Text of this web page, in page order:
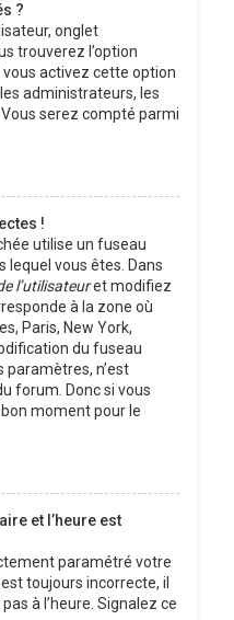
?
onglet
trouverez l’option
vous activez cette option
administrateurs, les
serez compté parmi
!
utilise un fuseau
lequel vous êtes. Dans
l’utilisateuret modifiez
à la zone où
Paris, New York,
du fuseau
paramètres, n’est
forum. Donc si vous
bon moment pour le
et l’heure est
paramétré votre
toujours incorrecte, il
à l’heure. Signalez ce